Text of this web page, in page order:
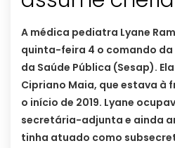
A médica pediatra Lyane
quinta-feira 4 o comando da
da Saúde Pública (Sesap).
Cipriano Maia, que estava à
o início de 2019. Lyane
secretária-adjunta e ainda
tinha atuado como